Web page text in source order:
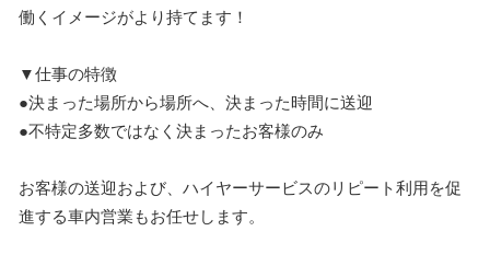
働くイメージがより持てます！
▼仕事の特徴
●決まった場所から場所へ、決まった時間に送迎
●不特定多数ではなく決まったお客様のみ
お客様の送迎および、ハイヤーサービスのリピート利用を促
進する車内営業もお任せします。